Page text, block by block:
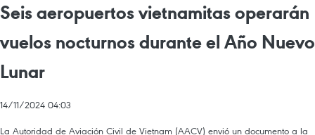
Seis aeropuertos vietnamitas operarán
vuelos nocturnos durante el Año Nuevo
Lunar
14/11/2024 04:03
La Autoridad de Aviación Civil de Vietnam (AACV) envió un documento a la